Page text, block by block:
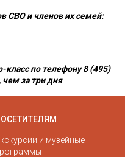
СВО и членов их семей:
класс по телефону 8 (495)
за три дня
и музейные